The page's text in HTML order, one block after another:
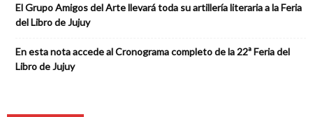
El Grupo Amigos del Arte llevará toda su artillería literaria a la Feria
del Libro de Jujuy
En esta nota accede al Cronograma completo de la 22ª Feria del
Libro de Jujuy